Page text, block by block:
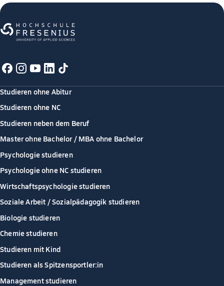
Studieren ohne Abitur
Studieren ohne NC
Studieren neben dem Beruf
Master ohne Bachelor / MBA ohne Bachelor
Psychologie studieren
Psychologie ohne NC studieren
Wirtschaftspsychologie studieren
Soziale Arbeit / Sozialpädagogik studieren
Biologie studieren
Chemie studieren
Studieren mit Kind
Studieren als Spitzensportler:in
Management studieren